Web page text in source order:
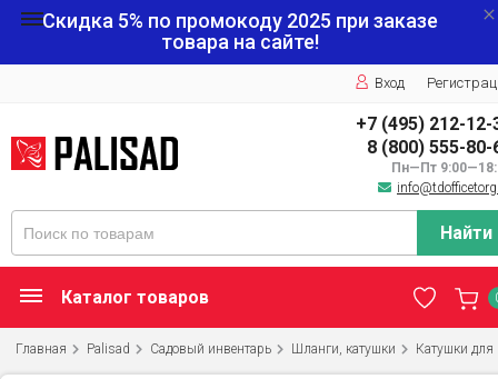
Скидка 5% по промокоду 2025 при заказе
товара на сайте!
Вход
+7 (495) 212-12-
8 (800) 555-80-
Пн—Пт
Найти
Каталог товаров
Главная Palisad Садовый инвентарь Шланги, катушки Катушки для